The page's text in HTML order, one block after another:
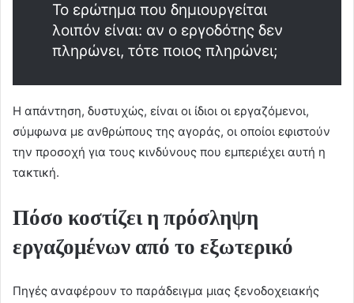
Το ερώτημα που δημιουργείται
λοιπόν είναι: αν ο εργοδότης δεν
πληρώνει, τότε ποιος πληρώνει;
Η απάντηση, δυστυχώς, είναι οι ίδιοι οι εργαζόμενοι,
σύμφωνα με ανθρώπους της αγοράς, οι οποίοι εφιστούν
την προσοχή για τους κινδύνους που εμπεριέχει αυτή η
τακτική.
Πόσο κοστίζει η πρόσληψη
εργαζομένων από το εξωτερικό
Πηγές αναφέρουν το παράδειγμα μιας ξενοδοχειακής